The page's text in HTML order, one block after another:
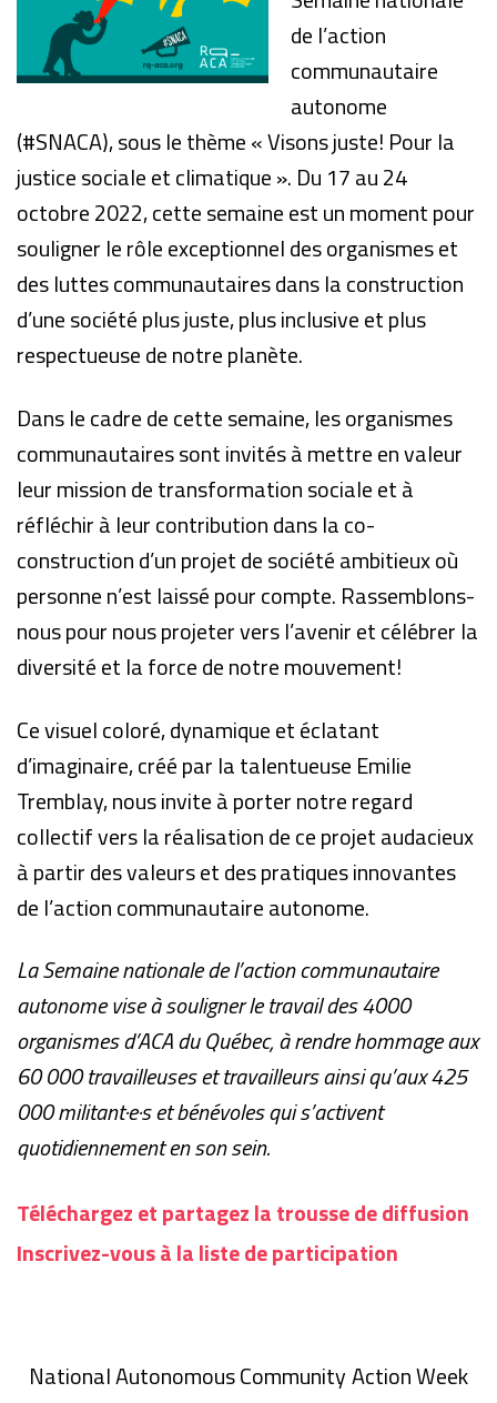
de l’action
communautaire
autonome
(#SNACA), sous le thème « Visons juste! Pour la
justice sociale et climatique ». Du 17 au 24
octobre 2022, cette semaine est un moment pour
souligner le rôle exceptionnel des organismes et
des luttes communautaires dans la construction
d’une société plus juste, plus inclusive et plus
respectueuse de notre planète.
Dans le cadre de cette semaine, les organismes
communautaires sont invités à mettre en valeur
leur mission de transformation sociale et à
réfléchir à leur contribution dans la co-
construction d’un projet de société ambitieux où
personne n’est laissé pour compte. Rassemblons-
nous pour nous projeter vers l’avenir et célébrer la
diversité et la force de notre mouvement!
Ce visuel coloré, dynamique et éclatant
d’imaginaire, créé par la talentueuse Emilie
Tremblay, nous invite à porter notre regard
collectif vers la réalisation de ce projet audacieux
à partir des valeurs et des pratiques innovantes
de l’action communautaire autonome.
La Semaine nationale de l’action communautaire
autonome vise à souligner le travail des 4000
organismes d’ACA du Québec, à rendre hommage aux
60 000 travailleuses et travailleurs ainsi qu’aux 425
000 militant·e·s et bénévoles qui s’activent
quotidiennement en son sein.
Téléchargez et partagez la trousse de diffusion
Inscrivez-vous à la liste de participation
National Autonomous Community Action Week